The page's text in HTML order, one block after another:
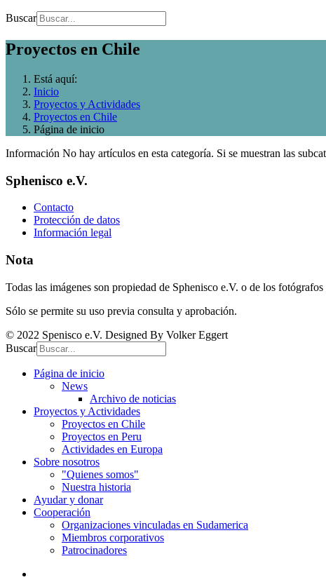
Buscar
Proyectos en Chile
Está aquí:
Inicio
Proyectos y Actividades
Proyectos en Chile
Página de inicio
Información No hay artículos en esta categoría. Si se muestran las
Sphenisco e.V.
Contacto
Protección de datos
Información legal
Nota
Todas las imágenes son propiedad de Sphenisco e.V. o de los
Sólo se permite su uso previa consulta y aprobación.
© 2022 Spenisco e.V. Designed By Volker Eggert
Buscar
Página de inicio
News
Archivo de noticias
Proyectos y Actividades
Proyectos en Chile
Proyectos en Peru
Actividades en Europa
Sobre nosotros
"Quienes somos"
Nuestra historia
Ayudar y donar
Cooperación
Organizaciones vinculadas en Sudamerica
Miembros corporativos
Patrocinadores